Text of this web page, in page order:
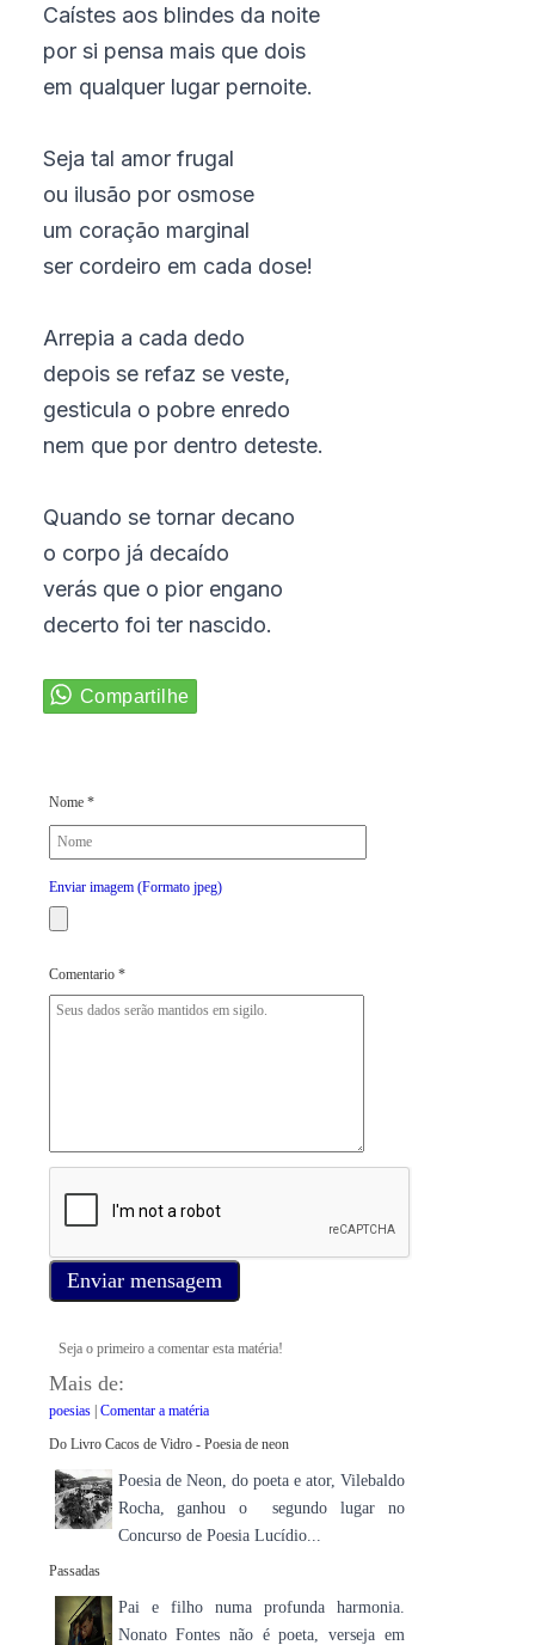
Caístes aos blindes da noite
por si pensa mais que dois
em qualquer lugar pernoite.
Seja tal amor frugal
ou ilusão por osmose
um coração marginal
ser cordeiro em cada dose!
Arrepia a cada dedo
depois se refaz se veste,
gesticula o pobre enredo
nem que por dentro deteste.
Quando se tornar decano
o corpo já decaído
verás que o pior engano
decerto foi ter nascido.
Nome *
Enviar imagem (Formato jpeg)
Comentario *
Enviar mensagem
Seja o primeiro a comentar esta matéria!
Mais de:
poesias| Comentar a matéria
Do Livro Cacos de Vidro - Poesia de neon
Poesia de Neon, do poeta e ator, Vilebaldo
Rocha, ganhou o segundo lugar no
Concurso de Poesia Lucídio...
Passadas
Pai e filho numa profunda harmonia.
Nonato Fontes não é poeta, verseja em